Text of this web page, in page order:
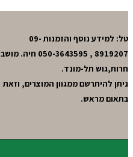
טל: למידע נוסף והזמנות 09-
8919207 , 050-3643595 חיה. מושב
חרות,גוש תל-מונד.
ניתן להיתרשם ממגוון המוצרים, וזאת
בתאום מראש.